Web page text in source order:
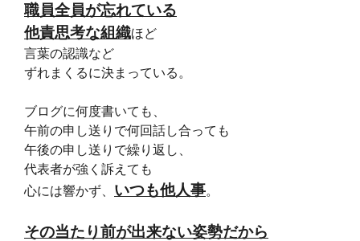
職員全員が忘れている
他責思考な組織ほど
言葉の認識など
ずれまくるに決まっている。
ブログに何度書いても、
午前の申し送りで何回話し合っても
午後の申し送りで繰り返し、
代表者が強く訴えても
心には響かず、 いつも他人事。
その当たり前が出来ない姿勢だから